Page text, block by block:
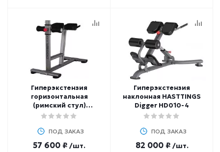
Гиперэкстензия
горизонтальная
(римский стул)
HASTTINGS Digger
ПОД ЗАКАЗ
57 600 ₽ /шт.
Гиперэкстензия
наклонная HASTTINGS
Digger HD010-4
ПОД ЗАКАЗ
82 000 ₽ /шт.